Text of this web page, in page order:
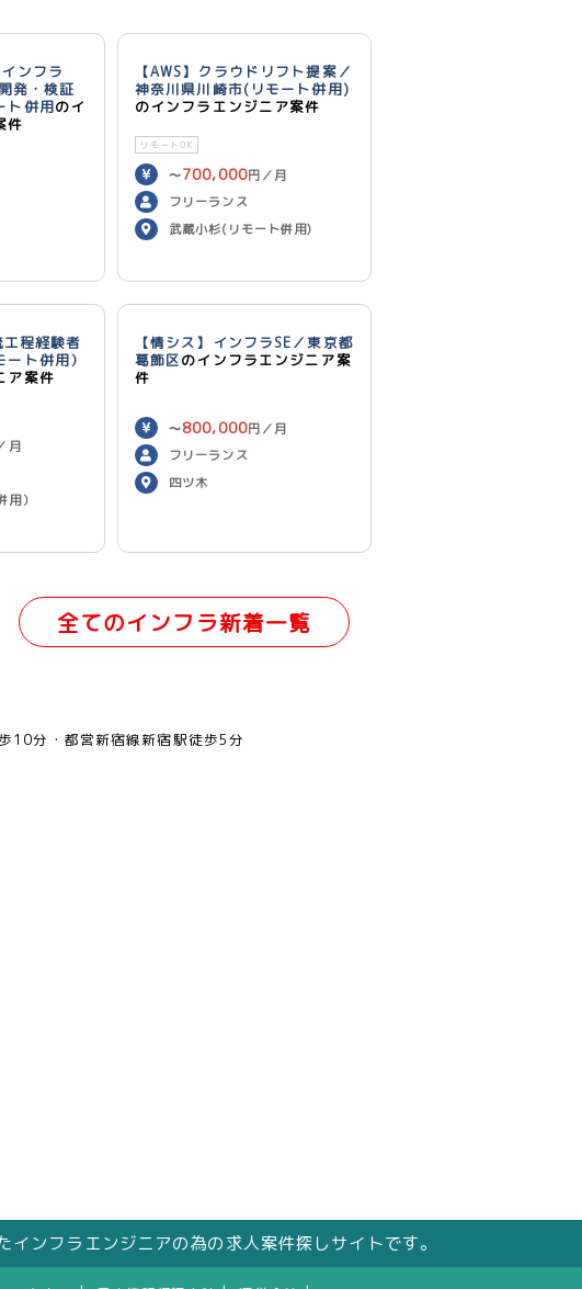
ンフラ
発・検証
ト併用のイ
件
【AWS】クラウドリフト提案／
神奈川県川崎市(リモート併用)
のインフラエンジニア案件
リモートOK
〜700,000円／月
フリーランス
武蔵小杉(リモート併用)
工程経験者
ト併用）
ア案件
月
用）
【情シス】インフラSE／東京都
葛飾区のインフラエンジニア案
件
〜800,000円／月
フリーランス
四ツ木
全てのインフラ新着一覧
10分
都営新宿線新宿駅徒歩5分
ンフラエンジニアの為の求人案件探しサイトです。